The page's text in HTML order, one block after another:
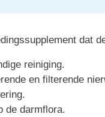
dat
reiniging.
en filterende
de darmflora.